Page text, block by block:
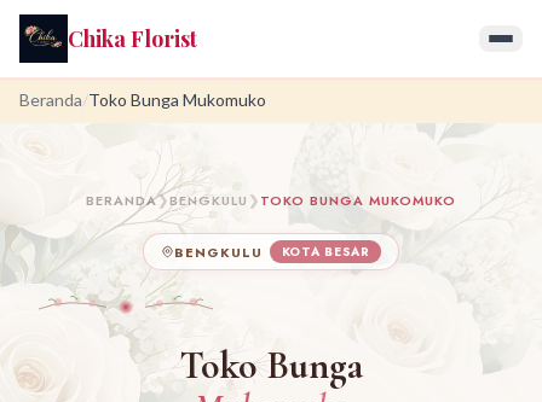
Chika Florist
Beranda/Toko Bunga Mukomuko
BERANDA❯BENGKULU ❯TOKO BUNGA MUKOMUKO
BENGKULU KOTA BESAR
Toko Bunga